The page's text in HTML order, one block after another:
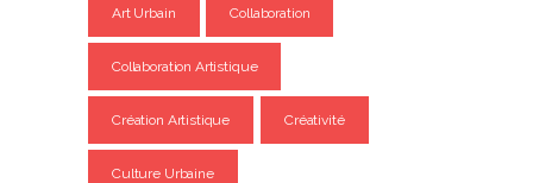
Art Urbain Collaboration
Collaboration Artistique
Création Artistique Créativité
Culture Urbaine